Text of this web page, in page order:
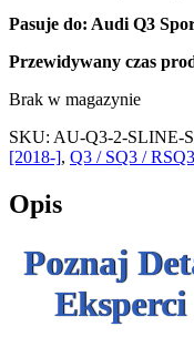
Pasuje do: Audi Q3
Przewidywany czas
Brak w magazynie
SKU: AU-Q3-2-SLINE-
[2018-], Q3 / SQ3 / RSQ3
Opis
Poznaj
Eksperci